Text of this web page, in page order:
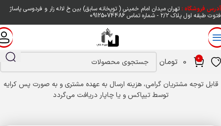
آدرس فروشگاه :تهران میدان امام خمینی ( توپخانه سابق) بین خ لاله زار و فردوسی پاساژ
فتوت طبقه اول پلاک ۲/۲ - شماره تماس 09125074486
0
0 تومان
قابل توجه مشتریان گرامی، هزینه ارسال به عهده مشتری و به صورت پس کرایه
توسط تیپاکس و یا چاپار دریافت می‌گردد